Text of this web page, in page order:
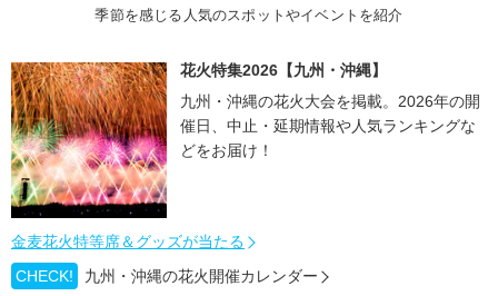
季節を感じる人気のスポットやイベントを紹介
花火特集2026【九州・沖縄】
九州・沖縄の花火大会を掲載。2026年の開
催日、中止・延期情報や人気ランキングな
どをお届け！
金麦花火特等席＆グッズが当たる
CHECK!
九州・沖縄の花火開催カレンダー